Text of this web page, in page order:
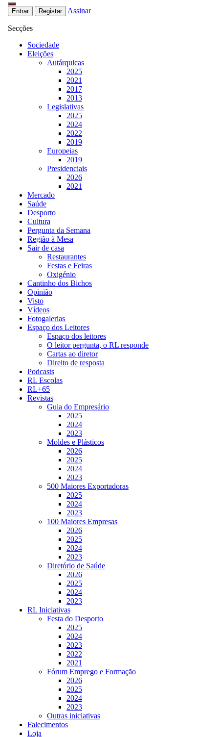
Entrar Registar Assinar
Secções
Sociedade
Eleições
Autárquicas
2025
2021
2017
2013
Legislativas
2025
2024
2022
2019
Europeias
2019
Presidenciais
2026
2021
Mercado
Saúde
Desporto
Cultura
Pergunta da Semana
Região à Mesa
Sair de casa
Restaurantes
Festas e Feiras
Oxigénio
Cantinho dos Bichos
Opinião
Visto
Vídeos
Fotogalerias
Espaço dos Leitores
Espaço dos leitores
O leitor pergunta, o RL responde
Cartas ao diretor
Direito de resposta
Podcasts
RL Escolas
RL+65
Revistas
Guia do Empresário
2025
2024
2023
Moldes e Plásticos
2026
2025
2024
2023
500 Maiores Exportadoras
2025
2024
2023
100 Maiores Empresas
2026
2025
2024
2023
Diretório de Saúde
2026
2025
2024
2023
RL Iniciativas
Festa do Desporto
2025
2024
2023
2022
2021
Fórum Emprego e Formação
2026
2025
2024
2023
Outras iniciativas
Falecimentos
Loja